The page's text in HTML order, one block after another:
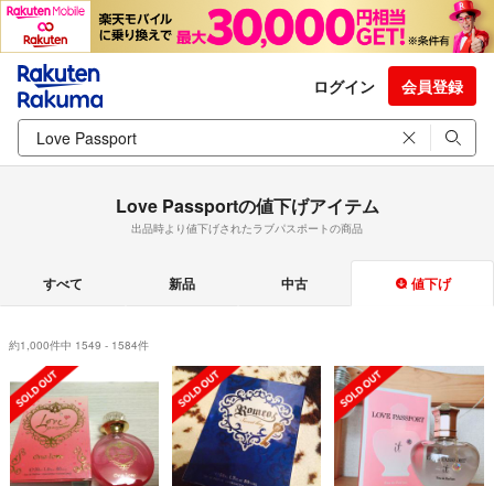
ログイン 会員登録
Love Passportの値下げアイテム
出品時より値下げされたラブパスポートの商品
すべて 新品 中古 値下げ
約1,000件中 1549 - 1584件